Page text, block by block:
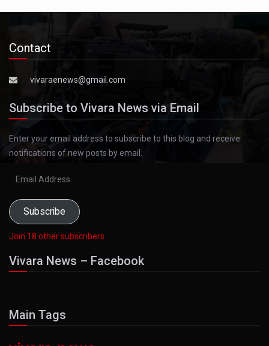
Contact
vivaraenews@gmail.com
Subscribe to Vivara News via Email
Enter your email address to subscribe to this blog and receive
notifications of new posts by email.
Subscribe
Join 18 other subscribers
Vivara News – Facebook
Main Tags